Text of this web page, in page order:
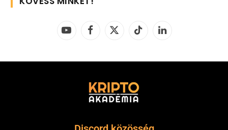
YouTubeFacebook
X
TikTok LinkedIn